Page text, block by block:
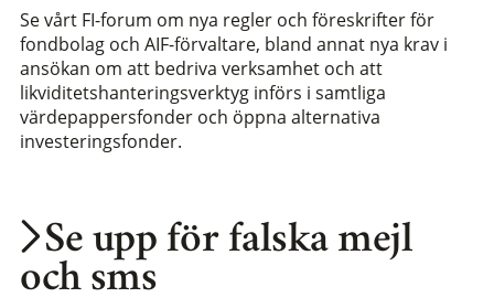
Se upp för falska mejl
och sms
Se vårt FI-forum om nya regler och föreskrifter för
fondbolag och AIF-förvaltare, bland annat nya krav i
ansökan om att bedriva verksamhet och att
likviditetshanteringsverktyg införs i samtliga
värdepappersfonder och öppna alternativa
investeringsfonder.